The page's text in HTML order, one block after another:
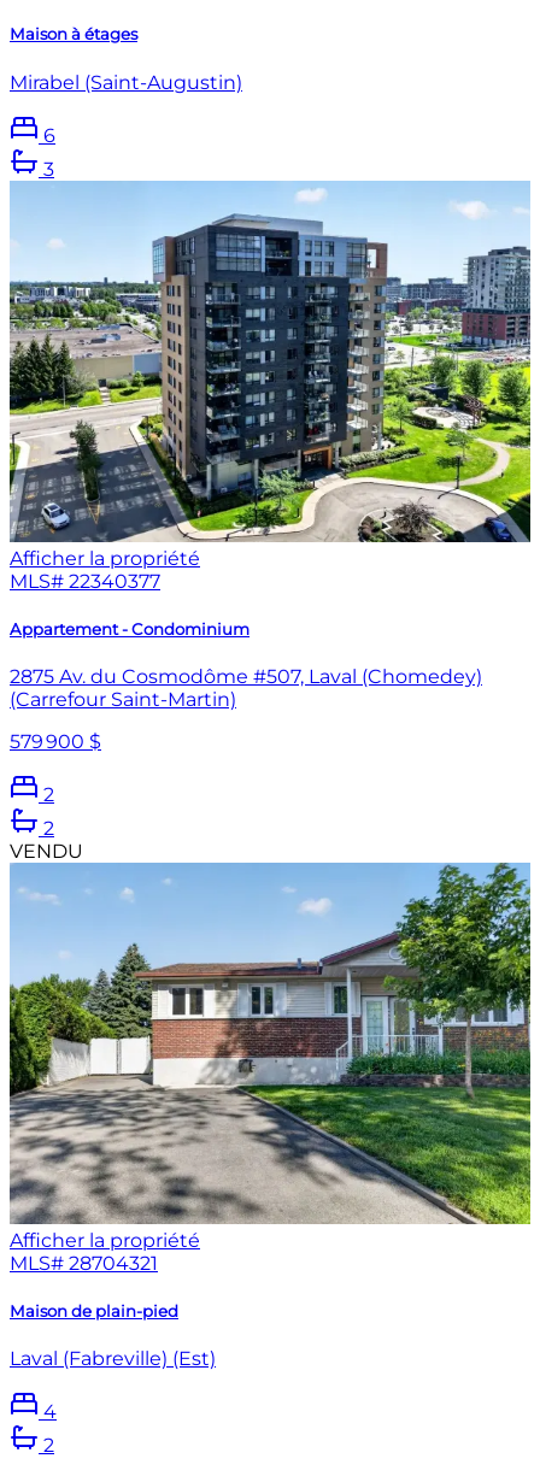
Maison à étages
Mirabel (Saint-Augustin)
6
3
Afficher la propriété
MLS# 22340377
Appartement - Condominium
2875 Av. du Cosmodôme #507, Laval (Chomedey)
(Carrefour Saint-Martin)
579 900 $
2
2
VENDU
Afficher la propriété
MLS# 28704321
Maison de plain-pied
Laval (Fabreville) (Est)
4
2